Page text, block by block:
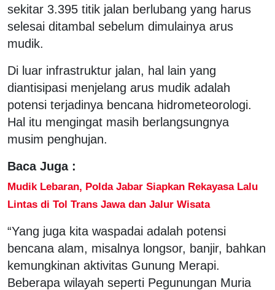
sekitar 3.395 titik jalan berlubang yang harus
selesai ditambal sebelum dimulainya arus
mudik.
Di luar infrastruktur jalan, hal lain yang
diantisipasi menjelang arus mudik adalah
potensi terjadinya bencana hidrometeorologi.
Hal itu mengingat masih berlangsungnya
musim penghujan.
Baca Juga :
Mudik Lebaran, Polda Jabar Siapkan Rekayasa Lalu
Lintas di Tol Trans Jawa dan Jalur Wisata
“Yang juga kita waspadai adalah potensi
bencana alam, misalnya longsor, banjir, bahkan
kemungkinan aktivitas Gunung Merapi.
Beberapa wilayah seperti Pegunungan Muria